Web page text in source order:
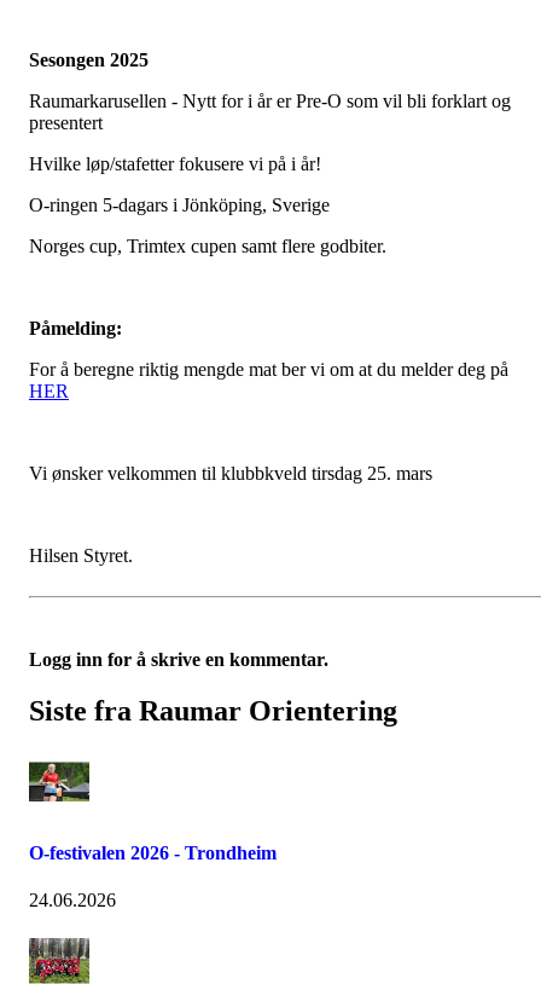
Sesongen 2025
Raumarkarusellen - Nytt for i år er Pre-O som vil bli forklart og
presentert
Hvilke løp/stafetter fokusere vi på i år!
O-ringen 5-dagars i Jönköping, Sverige
Norges cup, Trimtex cupen samt flere godbiter.
Påmelding:
For å beregne riktig mengde mat ber vi om at du melder deg på
HER
Vi ønsker velkommen til klubbkveld tirsdag 25. mars
Hilsen Styret.
Logg inn for å skrive en kommentar.
Siste fra Raumar Orientering
O-festivalen 2026 - Trondheim
24.06.2026